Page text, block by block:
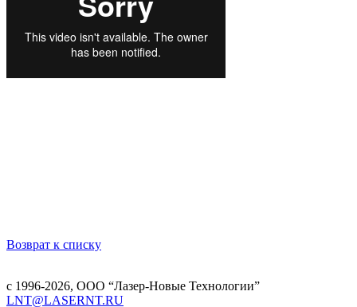
Возврат к списку
с 1996-2026, ООО “Лазер-Новые Технологии”
LNT@LASERNT.RU